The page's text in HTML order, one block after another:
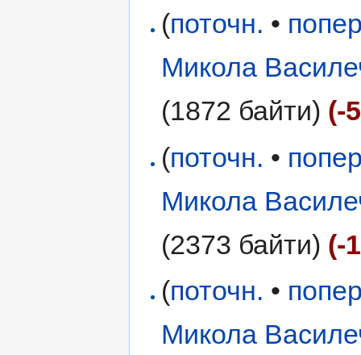
(поточн. •
Микола
(1872 байти) (-
(поточн. •
Микола
(2373 байти) (-
(поточн. •
Микола